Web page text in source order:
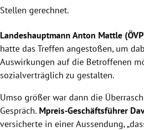
Stellen gerechnet.
Landeshauptmann Anton Mattle
hatte das Treffen angestoßen, um
Auswirkungen auf die Betroffenen
sozialverträglich zu gestalten.
Umso größer war dann die
Gespräch. Mpreis-Geschäftsführer
versicherte in einer Aussendung,